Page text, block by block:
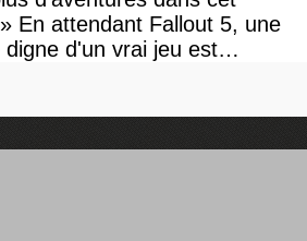
En attendant Fallout 5, une
d'un vrai jeu est